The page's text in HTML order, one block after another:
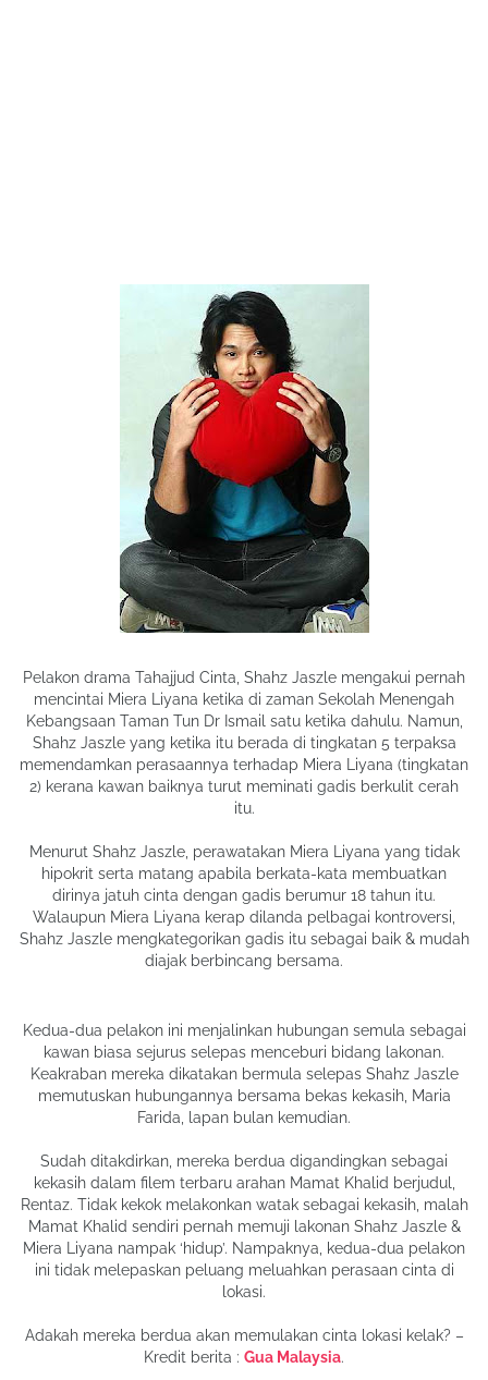
Pelakon drama Tahajjud Cinta, Shahz Jaszle mengakui pernah
mencintai Miera Liyana ketika di zaman Sekolah Menengah
Kebangsaan Taman Tun Dr Ismail satu ketika dahulu. Namun,
Shahz Jaszle yang ketika itu berada di tingkatan 5 terpaksa
memendamkan perasaannya terhadap Miera Liyana (tingkatan
2) kerana kawan baiknya turut meminati gadis berkulit cerah
itu.
Menurut Shahz Jaszle, perawatakan Miera Liyana yang tidak
hipokrit serta matang apabila berkata-kata membuatkan
dirinya jatuh cinta dengan gadis berumur 18 tahun itu.
Walaupun Miera Liyana kerap dilanda pelbagai kontroversi,
Shahz Jaszle mengkategorikan gadis itu sebagai baik & mudah
diajak berbincang bersama.
Kedua-dua pelakon ini menjalinkan hubungan semula sebagai
kawan biasa sejurus selepas menceburi bidang lakonan.
Keakraban mereka dikatakan bermula selepas Shahz Jaszle
memutuskan hubungannya bersama bekas kekasih, Maria
Farida, lapan bulan kemudian.
Sudah ditakdirkan, mereka berdua digandingkan sebagai
kekasih dalam filem terbaru arahan Mamat Khalid berjudul,
Rentaz. Tidak kekok melakonkan watak sebagai kekasih, malah
Mamat Khalid sendiri pernah memuji lakonan Shahz Jaszle &
Miera Liyana nampak ‘hidup’. Nampaknya, kedua-dua pelakon
ini tidak melepaskan peluang meluahkan perasaan cinta di
lokasi.
Adakah mereka berdua akan memulakan cinta lokasi kelak? –
Kredit berita : Gua Malaysia.